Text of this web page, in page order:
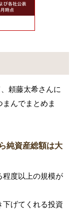
頼藤太希さんに
んでまとめま
純資産総額は大
程度以上の規模が
下げてくれる投資